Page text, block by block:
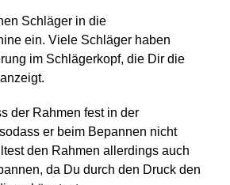
Schläger in die
ein. Viele Schläger haben
im Schlägerkopf, die Dir die
der Rahmen fest in der
er beim Bepannen nicht
den Rahmen allerdings auch
da Du durch den Druck den